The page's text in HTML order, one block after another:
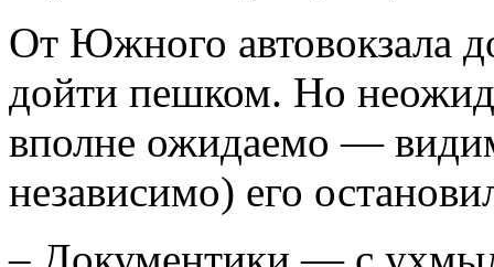
От Южного автовокзала
дойти пешком. Но
вполне ожидаемо —
независимо) его